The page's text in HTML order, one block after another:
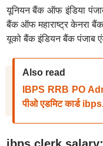
यूनियन बैंक ऑफ इंडिया
बैंक ऑफ महाराष्ट्र केनरा
यूको बैंक इंडियन बैंक पंजाब
Also read
IBPS RRB PO
पीओ एडमिट कार्ड